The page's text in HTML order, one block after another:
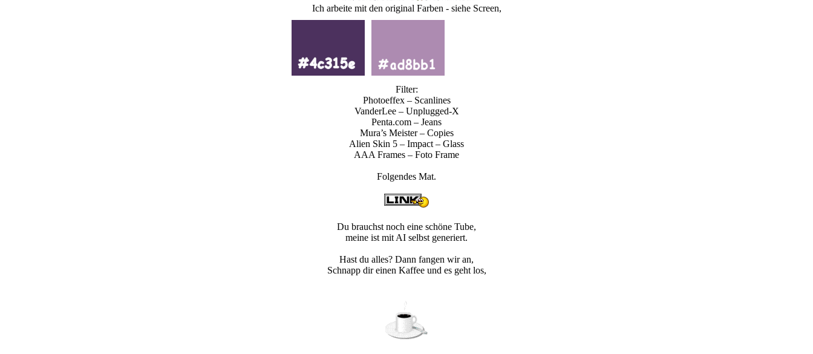
Ich arbeite mit den original Farben - siehe Screen,
Filter:
Photoeffex – Scanlines
VanderLee – Unplugged-X
Penta.com – Jeans
Mura’s Meister – Copies
Alien Skin 5 – Impact – Glass
AAA Frames – Foto Frame
Folgendes Mat.
Du brauchst noch eine schöne Tube,
meine ist mit AI selbst generiert.
Hast du alles? Dann fangen wir an,
Schnapp dir einen Kaffee und es geht los,